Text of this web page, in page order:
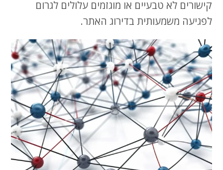
קישורים לא טבעיים או מוגזמים עלולים לגרום
לפגיעה משמעותית בדירוג האתר.